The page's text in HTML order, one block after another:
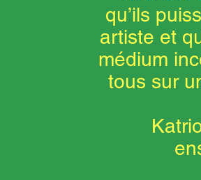
qu’ils
artiste et
médium
tous sur